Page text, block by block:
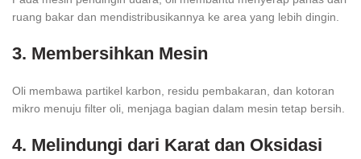
ruang bakar dan mendistribusikannya ke area yang lebih dingin.
3. Membersihkan Mesin
Oli membawa partikel karbon, residu pembakaran, dan kotoran
mikro menuju filter oli, menjaga bagian dalam mesin tetap bersih.
4. Melindungi dari Karat dan Oksidasi